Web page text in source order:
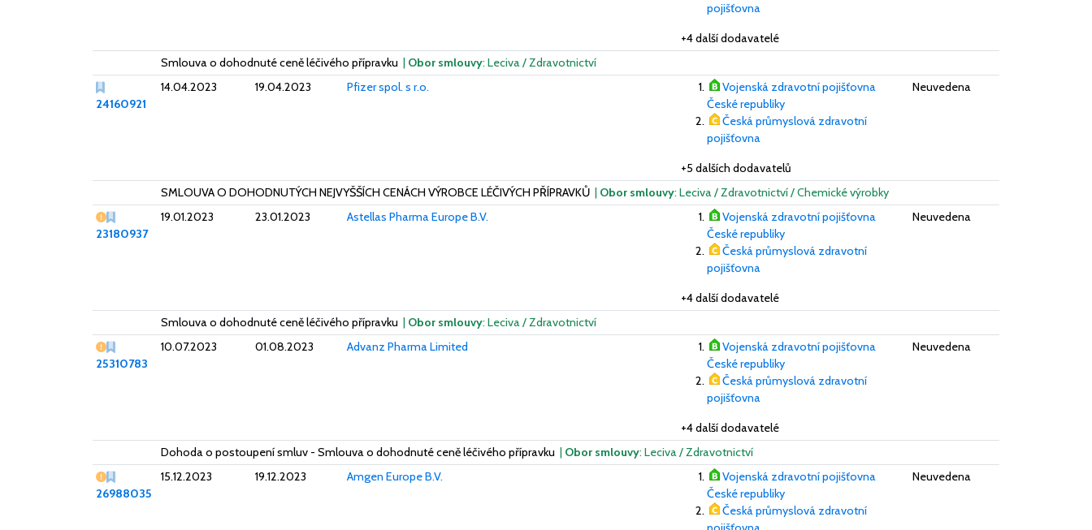
pojišťovna
+4 další dodavatelé
Smlouva o dohodnuté ceně léčivého přípravku | Obor smlouvy: Leciva / Zdravotnictví
24160921
14.04.2023 19.04.2023 Pfizer spol. s r.o.
Vojenská zdravotní pojišťovna
České republiky
Česká průmyslová zdravotní
pojišťovna
+5 dalších dodavatelů
Neuvedena
SMLOUVA O DOHODNUTÝCH NEJVYŠŠÍCH CENÁCH VÝROBCE LÉČIVÝCH PŘÍPRAVKŮ | Obor smlouvy: Leciva / Zdravotnictví / Chemické výrobky
Vážný nedostatek
23180937
19.01.2023 23.01.2023 Astellas Pharma Europe B.V.
Vojenská zdravotní pojišťovna
České republiky
Česká průmyslová zdravotní
pojišťovna
+4 další dodavatelé
Neuvedena
Smlouva o dohodnuté ceně léčivého přípravku | Obor smlouvy: Leciva / Zdravotnictví
Vážný nedostatek
25310783
10.07.2023 01.08.2023 Advanz Pharma Limited
Vojenská zdravotní pojišťovna
České republiky
Česká průmyslová zdravotní
pojišťovna
+4 další dodavatelé
Neuvedena
Dohoda o postoupení smluv - Smlouva o dohodnuté ceně léčivého přípravku | Obor smlouvy: Leciva / Zdravotnictví
Vážný nedostatek
26988035
15.12.2023 19.12.2023 Amgen Europe B.V.
Vojenská zdravotní pojišťovna
České republiky
Česká průmyslová zdravotní
Neuvedena